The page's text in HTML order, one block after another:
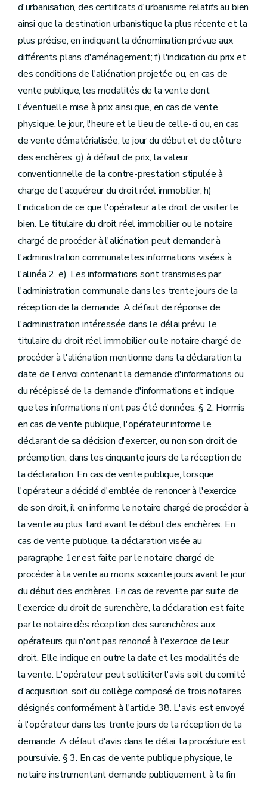
d'urbanisation, des certificats d'urbanisme relatifs au bien
ainsi que la destination urbanistique la plus récente et la
plus précise, en indiquant la dénomination prévue aux
différents plans d'aménagement; f) l'indication du prix et
des conditions de l'aliénation projetée ou, en cas de
vente publique, les modalités de la vente dont
l'éventuelle mise à prix ainsi que, en cas de vente
physique, le jour, l'heure et le lieu de celle-ci ou, en cas
de vente dématérialisée, le jour du début et de clôture
des enchères; g) à défaut de prix, la valeur
conventionnelle de la contre-prestation stipulée à
charge de l'acquéreur du droit réel immobilier; h)
l'indication de ce que l'opérateur a le droit de visiter le
bien. Le titulaire du droit réel immobilier ou le notaire
chargé de procéder à l'aliénation peut demander à
l'administration communale les informations visées à
l'alinéa 2, e). Les informations sont transmises par
l'administration communale dans les trente jours de la
réception de la demande. A défaut de réponse de
l'administration intéressée dans le délai prévu, le
titulaire du droit réel immobilier ou le notaire chargé de
procéder à l'aliénation mentionne dans la déclaration la
date de l'envoi contenant la demande d'informations ou
du récépissé de la demande d'informations et indique
que les informations n'ont pas été données. § 2. Hormis
en cas de vente publique, l'opérateur informe le
déclarant de sa décision d'exercer, ou non son droit de
préemption, dans les cinquante jours de la réception de
la déclaration. En cas de vente publique, lorsque
l'opérateur a décidé d'emblée de renoncer à l'exercice
de son droit, il en informe le notaire chargé de procéder à
la vente au plus tard avant le début des enchères. En
cas de vente publique, la déclaration visée au
paragraphe 1er est faite par le notaire chargé de
procéder à la vente au moins soixante jours avant le jour
du début des enchères. En cas de revente par suite de
l'exercice du droit de surenchère, la déclaration est faite
par le notaire dès réception des surenchères aux
opérateurs qui n'ont pas renoncé à l'exercice de leur
droit. Elle indique en outre la date et les modalités de
la vente. L'opérateur peut solliciter l'avis soit du comité
d'acquisition, soit du collège composé de trois notaires
désignés conformément à l'article 38. L'avis est envoyé
à l'opérateur dans les trente jours de la réception de la
demande. A défaut d'avis dans le délai, la procédure est
poursuivie. § 3. En cas de vente publique physique, le
notaire instrumentant demande publiquement, à la fin